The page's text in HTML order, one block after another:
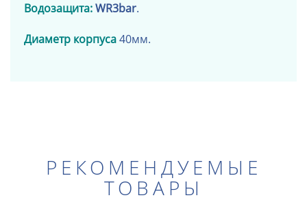
Водозащита:WR3bar.
Диаметр корпуса40мм.
РЕКОМЕНДУЕМЫЕ
ТОВАРЫ